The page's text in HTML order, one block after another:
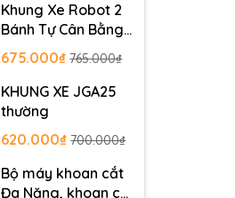
Khung Xe Robot 2
Bánh Tự Cân Bằng
JGB37-520
675.000₫ 765.000₫
KHUNG XE JGA25
thường
620.000₫ 700.000₫
Bộ máy khoan cắt
Đa Năng, khoan cắt